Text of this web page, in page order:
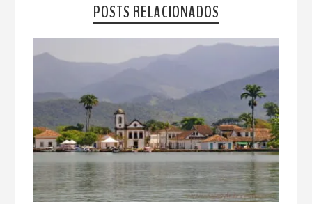
POSTS RELACIONADOS